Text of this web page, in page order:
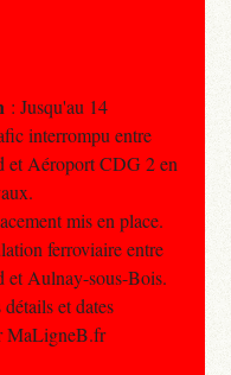
: Jusqu'au 14
interrompu entre
et Aéroport CDG 2 en
mis en place.
ferroviaire entre
et Aulnay-sous-Bois.
et dates
MaLigneB.fr